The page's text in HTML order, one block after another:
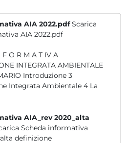
AIA 2022.pdf Scarica
AIA 2022.pdf
INTEGRATA AMBIENTALE
Integrata Ambientale 4 La
AIA_rev 2020_alta
Scheda informativa
definizione